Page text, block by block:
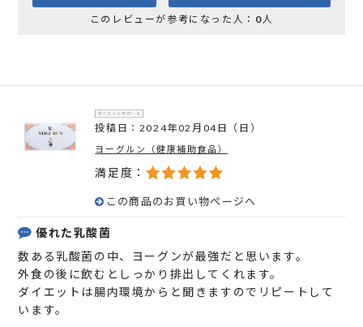
このレビューが参考になった人： 0 人
投稿日：2024年02月04日（日）
ヨーグルン（健康補助食品）
満足度：
この商品のお買い物ページへ
優れた乳酸菌
数ある乳酸菌の中、ヨーグンが最強だと思います。
外食の後に飲むとしっかり排出してくれます。
ダイエットは腸内環境からと聞きますのでリピートして
います。